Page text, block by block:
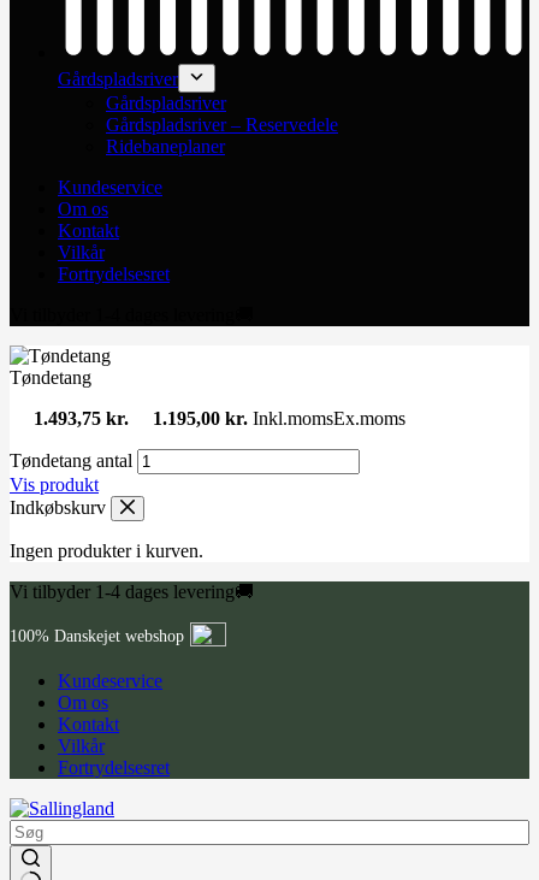
Gårdspladsriver
Gårdspladsriver
Gårdspladsriver – Reservedele
Ridebaneplaner
Kundeservice
Om os
Kontakt
Vilkår
Fortrydelsesret
Tøndetang
1.493,75 kr. 1.195,00 kr. Inkl.momsEx.moms
Tøndetang antal
Vis produkt
Indkøbskurv
Ingen produkter i kurven.
Vi tilbyder 1-4 dages levering🚚
100% Danskejet webshop
Kundeservice
Om os
Kontakt
Vilkår
Fortrydelsesret